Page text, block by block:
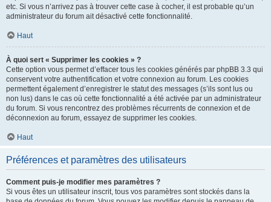
etc. Si vous n’arrivez pas à trouver cette case à cocher, il est probable qu’un
administrateur du forum ait désactivé cette fonctionnalité.
Haut
À quoi sert « Supprimer les cookies » ?
Cette option vous permet d’effacer tous les cookies générés par phpBB 3.3 qui
conservent votre authentification et votre connexion au forum. Les cookies
permettent également d’enregistrer le statut des messages (s’ils sont lus ou
non lus) dans le cas où cette fonctionnalité a été activée par un administrateur
du forum. Si vous rencontrez des problèmes récurrents de connexion et de
déconnexion au forum, essayez de supprimer les cookies.
Haut
Préférences et paramètres des utilisateurs
Comment puis-je modifier mes paramètres ?
Si vous êtes un utilisateur inscrit, tous vos paramètres sont stockés dans la